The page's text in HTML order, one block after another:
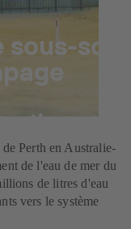
sol
Perth en Australie-
de l'eau de mer du
de litres d'eau
vers le système